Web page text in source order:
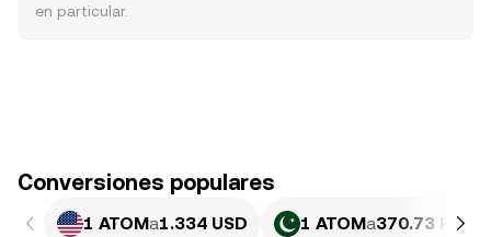
en particular.
Conversiones populares
1 ATOMa1.334 USD 1 ATOMa370.73 PKR